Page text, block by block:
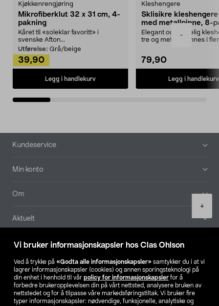
Vi bruker informasjonskapsler hos Clas Ohlson
Ved å trykke på «Godta alle informasjonskapsler» samtykker du i at vi
lagrer informasjonskapsler (cookies) og annen sporingsteknologi på
din enhet i henhold til vår policy for informasjonskapsler for å
forbedre brukeropplevelsen din på vårt nettsted, analysere bruken av
nettstedet og for å tilpasse våre markedsføringstiltak. Vi bruker fire
typer informasjonskapsler: nødvendige, funksjonelle, analytiske og
-
+
Kjøkkenrengjøring
Mikrofiberklut 32 x 31 cm, 4-
pakning
Kåret til «soleklar favoritt» i
svenske Afton...
Utførelse: Grå/beige
39,90
Legg i handlekurv
Kleshengere
Sklisikre
med metallpinne, 8-
Elegant og skikkelig
tre og metall – finnes i
79,90
Legg i handlekurv
Bunntekst
Kundeservice
Min konto
Om
Aktuelt
Våre selskaper
Finn din butikk
SE NO FI